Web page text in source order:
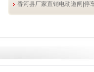
香河县厂家直销电动道闸|停